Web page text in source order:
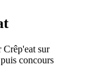
Crêp'eat sur
concours